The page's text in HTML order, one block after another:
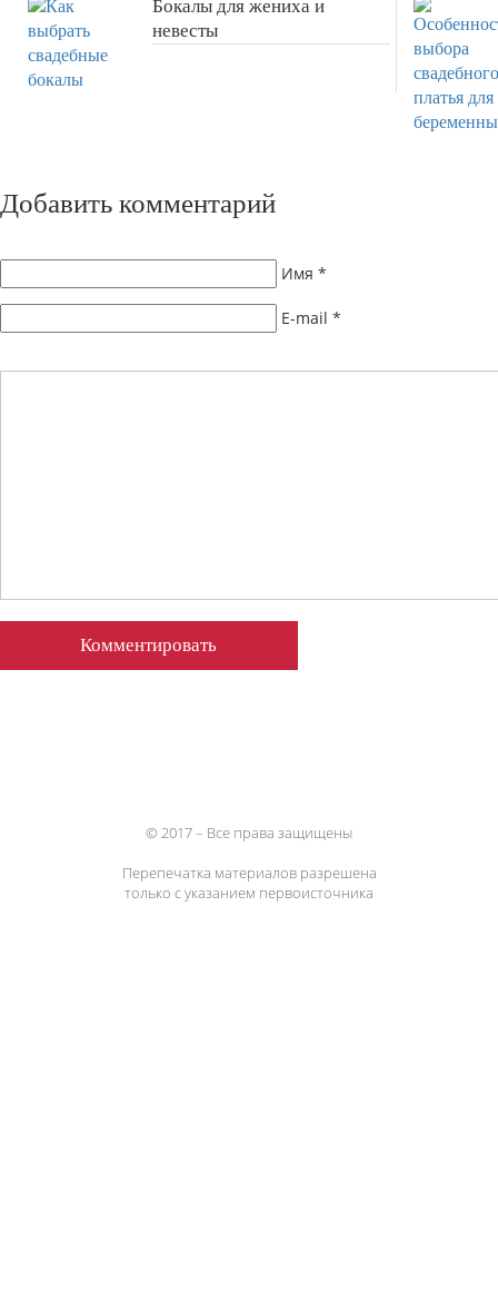
Бокалы для жениха и
невесты
Добавить комментарий
Имя *
E-mail *
© 2017 – Все права защищены
Перепечатка материалов разрешена
только с указанием первоисточника